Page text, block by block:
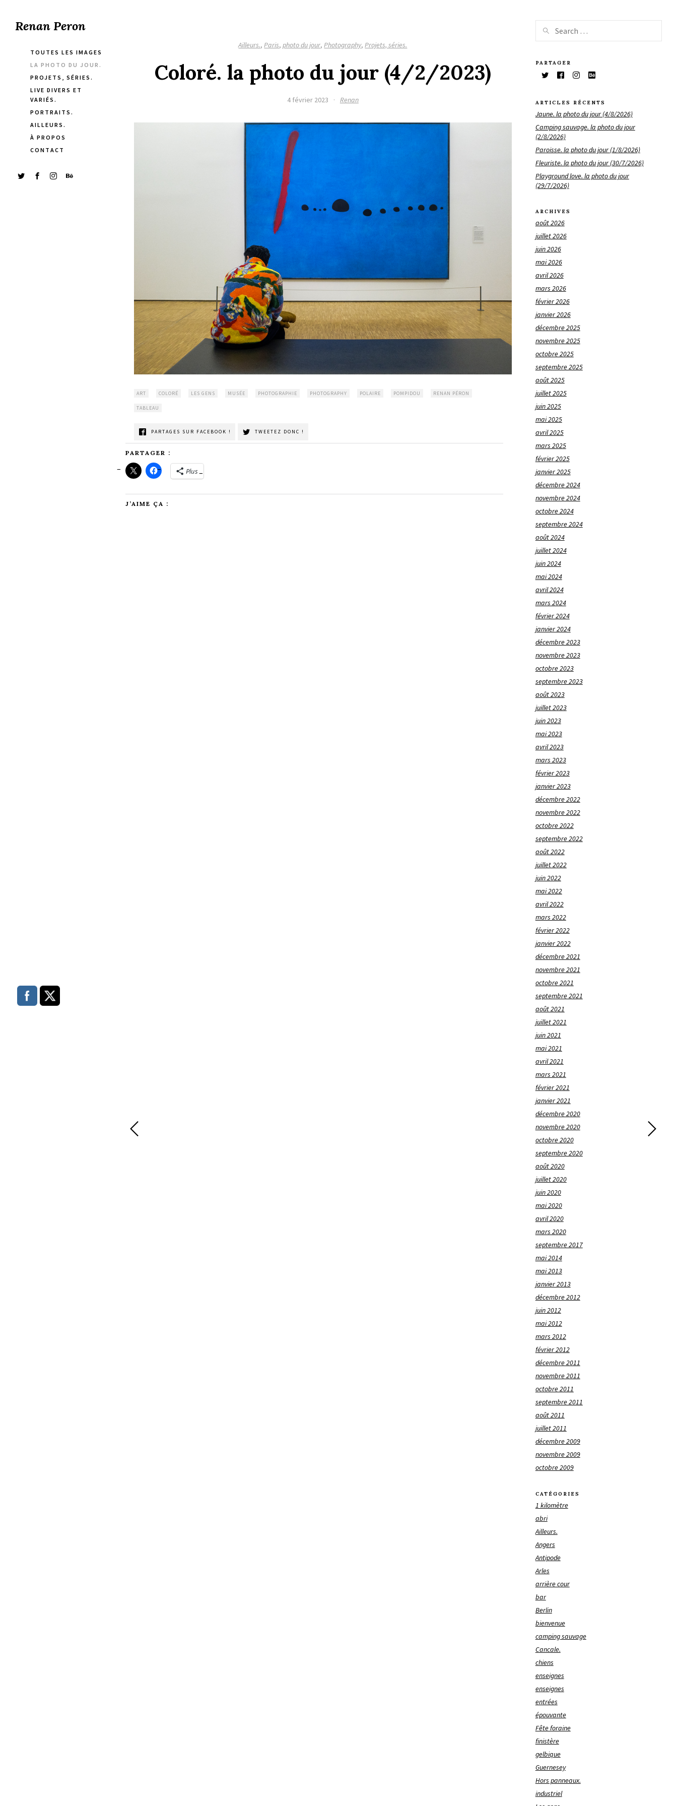
Renan Peron
TOUTES LES IMAGES
LA PHOTO DU JOUR.
PROJETS, SÉRIES.
LIVE DIVERS ET
VARIÉS.
PORTRAITS.
AILLEURS.
À PROPOS
CONTACT
Ailleurs.,Paris,photo du jour,Photography,Projets, séries.
Coloré. la photo du jour (4/2/2023)
4 février 2023 · Renan
ART COLORÉ LES GENS MUSÉE PHOTOGRAPHIE PHOTOGRAPHY POLAIRE POMPIDOU RENAN PÉRON
TABLEAU
PARTAGES SUR FACEBOOK ! TWEETEZ DONC !
PARTAGER :
Plus
J’AIME ÇA :
PARTAGER
ARTICLES RÉCENTS
Jaune. la photo du jour (4/8/2026)
Camping sauvage. la photo du jour
(2/8/2026)
Paroisse. la photo du jour (1/8/2026)
Fleuriste. la photo du jour (30/7/2026)
Playground love. la photo du jour
(29/7/2026)
ARCHIVES
août 2026
juillet 2026
juin 2026
mai 2026
avril 2026
mars 2026
février 2026
janvier 2026
décembre 2025
novembre 2025
octobre 2025
septembre 2025
août 2025
juillet 2025
juin 2025
mai 2025
avril 2025
mars 2025
février 2025
janvier 2025
décembre 2024
novembre 2024
octobre 2024
septembre 2024
août 2024
juillet 2024
juin 2024
mai 2024
avril 2024
mars 2024
février 2024
janvier 2024
décembre 2023
novembre 2023
octobre 2023
septembre 2023
août 2023
juillet 2023
juin 2023
mai 2023
avril 2023
mars 2023
février 2023
janvier 2023
décembre 2022
novembre 2022
octobre 2022
septembre 2022
août 2022
juillet 2022
juin 2022
mai 2022
avril 2022
mars 2022
février 2022
janvier 2022
décembre 2021
novembre 2021
octobre 2021
septembre 2021
août 2021
juillet 2021
juin 2021
mai 2021
avril 2021
mars 2021
février 2021
janvier 2021
décembre 2020
novembre 2020
octobre 2020
septembre 2020
août 2020
juillet 2020
juin 2020
mai 2020
avril 2020
mars 2020
septembre 2017
mai 2014
mai 2013
janvier 2013
décembre 2012
juin 2012
mai 2012
mars 2012
février 2012
décembre 2011
novembre 2011
octobre 2011
septembre 2011
août 2011
juillet 2011
décembre 2009
novembre 2009
octobre 2009
CATÉGORIES
1 kilomètre
abri
Ailleurs.
Angers
Antipode
Arles
arrière cour
bar
Berlin
bienvenue
camping sauvage
Cancale.
chiens
enseignes
enseignes
entrées
épouvante
Fête foraine
finistère
gelbique
Guernesey
Hors panneaux.
industriel